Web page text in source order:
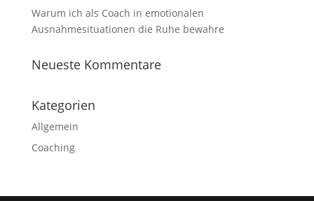
Warum ich als Coach in emotionalen
Ausnahmesituationen die Ruhe bewahre
Neueste Kommentare
Kategorien
Allgemein
Coaching